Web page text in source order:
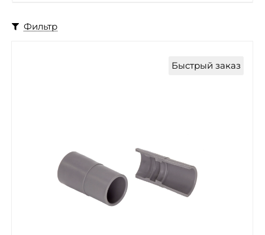
Фильтр
Быстрый заказ